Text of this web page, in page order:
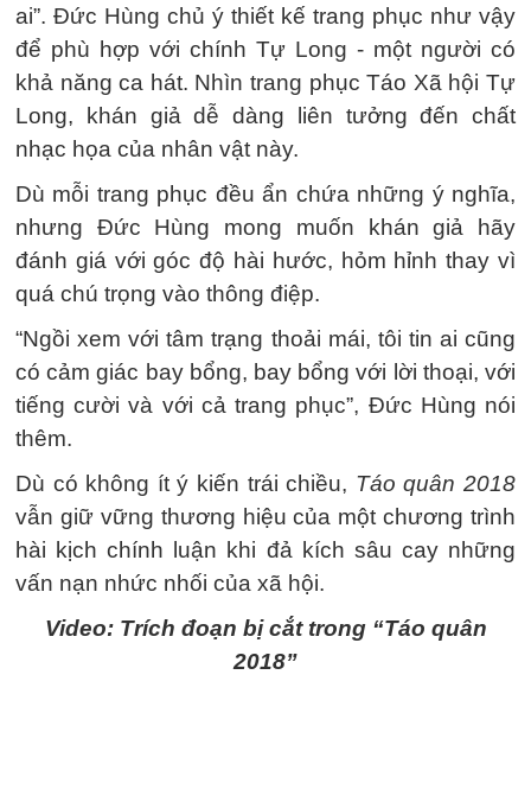
ai”. Đức Hùng chủ ý thiết kế trang phục như vậy
để phù hợp với chính Tự Long - một người có
khả năng ca hát. Nhìn trang phục Táo Xã hội Tự
Long, khán giả dễ dàng liên tưởng đến chất
nhạc họa của nhân vật này.
Dù mỗi trang phục đều ẩn chứa những ý nghĩa,
nhưng Đức Hùng mong muốn khán giả hãy
đánh giá với góc độ hài hước, hỏm hỉnh thay vì
quá chú trọng vào thông điệp.
“Ngồi xem với tâm trạng thoải mái, tôi tin ai cũng
có cảm giác bay bổng, bay bổng với lời thoại, với
tiếng cười và với cả trang phục”, Đức Hùng nói
thêm.
Dù có không ít ý kiến trái chiều, Táo quân 2018
vẫn giữ vững thương hiệu của một chương trình
hài kịch chính luận khi đả kích sâu cay những
vấn nạn nhức nhối của xã hội.
Video: Trích đoạn bị cắt trong “Táo quân
2018”